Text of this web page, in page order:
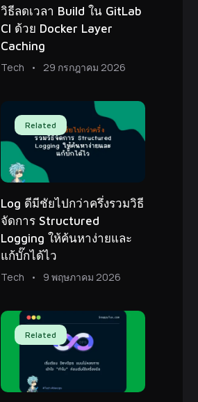
วิธีลดเวลา Build ใน GitLab
CI ด้วย Docker Layer
Caching
Tech 29 กรกฎาคม 2026
Related
Log ดีมีชัยไปกว่าครึ่งรวมวิธี
จัดการ Structured
Logging ให้ค้นหาง่ายและ
แก้บั๊กได้ไว
Tech 9 พฤษภาคม 2026
Related